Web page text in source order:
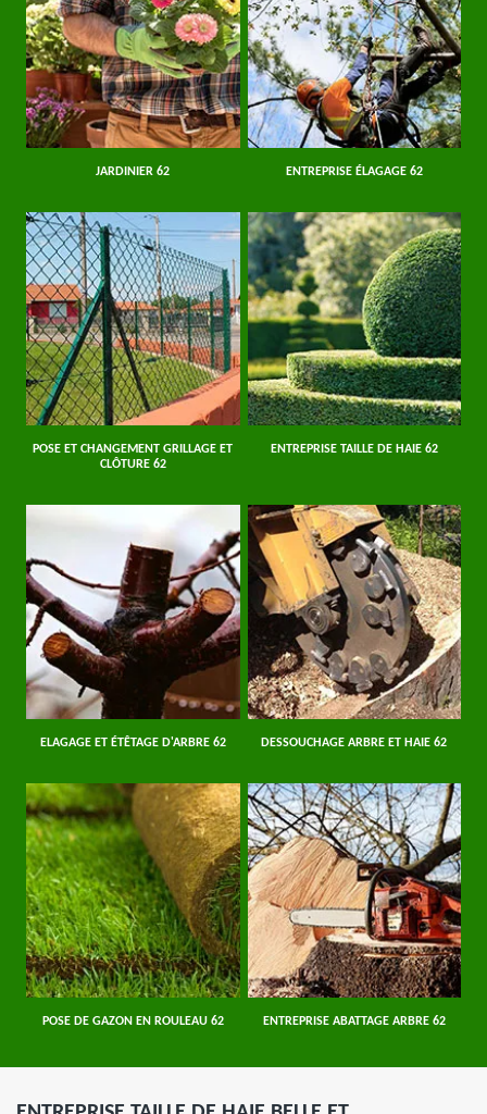
JARDINIER 62 ENTREPRISE ÉLAGAGE 62
POSE ET CHANGEMENT GRILLAGE ET
CLÔTURE 62
ENTREPRISE TAILLE DE HAIE 62
ELAGAGE ET ÉTÊTAGE D'ARBRE 62 DESSOUCHAGE ARBRE ET HAIE 62
POSE DE GAZON EN ROULEAU 62 ENTREPRISE ABATTAGE ARBRE 62